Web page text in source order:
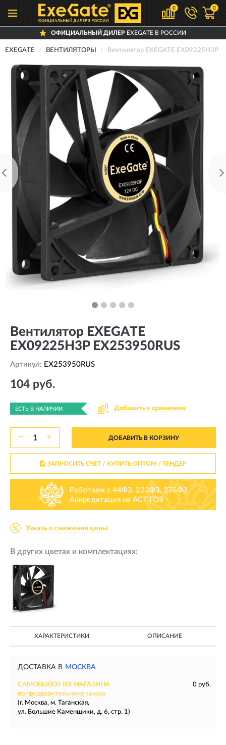
0 0
ОФИЦИАЛЬНЫЙ ДИЛЕРEXEGATE В РОССИИ
EXEGATE ВЕНТИЛЯТОРЫ Вентилятор EXEGATE EX09225H3P
Вентилятор EXEGATE
EX09225H3P EX253950RUS
Артикул: EX253950RUS
104 руб.
ЕСТЬ В НАЛИЧИИ Добавить к сравнению
− + ДОБАВИТЬ В КОРЗИНУ
ЗАПРОСИТЬ СЧЕТ / КУПИТЬ ОПТОМ/ ТЕНДЕР
Работаем с 44ФЗ, 223ФЗ, 275ФЗ
Аккредитация на АСТ ГОЗ
Узнать о снижении цены
В других цветах и комплектациях:
ХАРАКТЕРИСТИКИ ОПИСАНИЕ
ДОСТАВКА В МОСКВА
САМОВЫВОЗ ИЗ МАГАЗИНА
0 руб.
по предварительному заказу
(г. Москва, м. Таганская,
ул. Большие Каменщики, д. 6, стр. 1)